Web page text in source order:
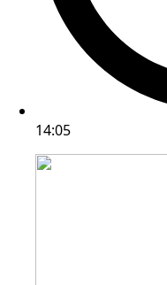
14:05